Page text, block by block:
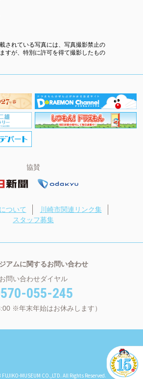
されている写真には、写真撮影禁止の
すが、特別に許可を得て撮影したもの
協賛
ついて
川崎市関連リンク集
スタッフ募集
アムに関するお問い合わせ
お問い合わせダイヤル
055-245
※年末年始はお休みします）
MUSEUM CO.,LTD. All Rights Reserved.